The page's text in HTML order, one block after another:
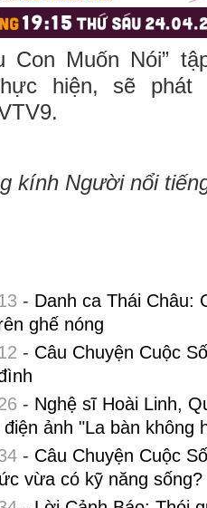
Con Muốn Nói”
hiện, sẽ phát
kính Người nổi
- Danh ca Thái Châu:
ghế nóng
- Câu Chuyện Cuộc
- Nghệ sĩ Hoài Linh,
ảnh "La bàn không
- Câu Chuyện Cuộc
vừa có kỹ năng sống?